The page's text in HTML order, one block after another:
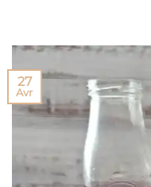
27
Avr